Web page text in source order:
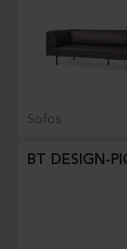
Sofos
BT DESIGN-